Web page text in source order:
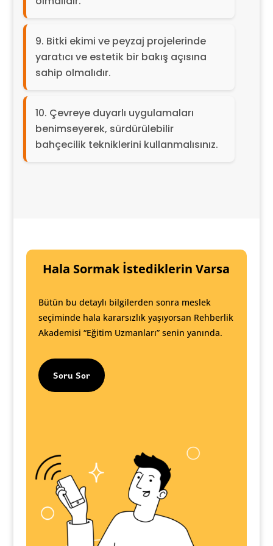
Bitki ekimi ve peyzaj projelerinde
yaratıcı ve estetik bir bakış açısına
sahip olmalıdır.
Çevreye duyarlı uygulamaları
benimseyerek, sürdürülebilir
bahçecilik tekniklerini kullanmalısınız.
Hala Sormak İstediklerin Varsa
Bütün bu detaylı bilgilerden sonra meslek
seçiminde hala kararsızlık yaşıyorsan Rehberlik
Akademisi “Eğitim Uzmanları” senin yanında.
Soru Sor